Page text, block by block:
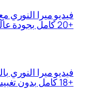
فيديو ميرا النوري
+20 كامل بجودة عالية
فيديو ميرا النوري
+18 كامل بدون تغبيش